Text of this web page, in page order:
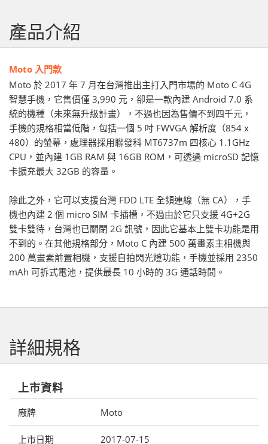
產品介紹
Moto 入門款
Moto 於 2017 年 7 月在台灣推出主打入門市場的 Moto C 4G
智慧手機，它售價僅 3,990 元，卻是一款內建 Android 7.0 系
統的機種（未來無升級計畫），不過也因為售價不到四千元，
手機的規格相當低階，包括一個 5 吋 FWVGA 解析度（854 x
480）的螢幕，處理器採用聯發科 MT6737m 四核心 1.1GHz
CPU，並內建 1GB RAM 與 16GB ROM，可透過 microSD 記憶
卡擴充最大 32GB 的容量。
除此之外，它可以支援台灣 FDD LTE 全頻連線（無 CA），手
機也內建 2 個 micro SIM 卡插槽，不過由於它只支援 4G+2G
雙卡雙待，台灣也已關閉 2G 訊號，因此它基本上雙卡功能是用
不到的。在其他規格部分，Moto C 內建 500 萬畫素主相機與
200 萬畫素前置相機，支援自拍閃光燈功能，手機並採用 2350
mAh 可拆式電池，提供最長 10 小時的 3G 通話時間。
詳細規格
上市資料
廠牌 Moto
上市日期 2017-07-15